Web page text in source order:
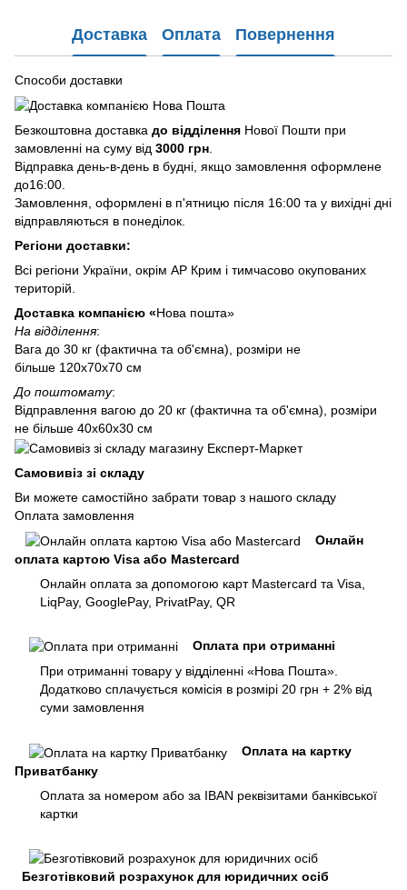
Доставка Оплата Повернення
Способи доставки
Безкоштовна доставка до відділення Нової Пошти при
замовленні на суму від 3000 грн.
Відправка день-в-день в будні, якщо замовлення оформлене
до16:00.
Замовлення, оформлені в п'ятницю після 16:00 та у вихідні дні
відправляються в понеділок.
Регіони доставки:
Всі регіони України, окрім АР Крим і тимчасово окупованих
територій.
Доставка компанією «Нова пошта»
На відділення:
Вага до 30 кг (фактична та об'ємна), розміри не
більше 120х70х70 см
До поштомату:
Відправлення вагою до 20 кг (фактична та об'ємна), розміри
не більше 40х60х30 см
Самовивіз зі складу
Ви можете самостійно забрати товар з нашого складу
Оплата замовлення
Онлайн
оплата картою Visa або Mastercard
Онлайн оплата за допомогою карт Mastercard та Visa,
LiqPay, GooglePay, PrivatPay, QR
Оплата при отриманні
При отриманні товару у відділенні «Нова Пошта».
Додатково сплачується комісія в розмірі 20 грн + 2% від
суми замовлення
Оплата на картку
Приватбанку
Оплата за номером або за IBAN реквізитами банківської
картки
Безготівковий розрахунок для юридичних осіб